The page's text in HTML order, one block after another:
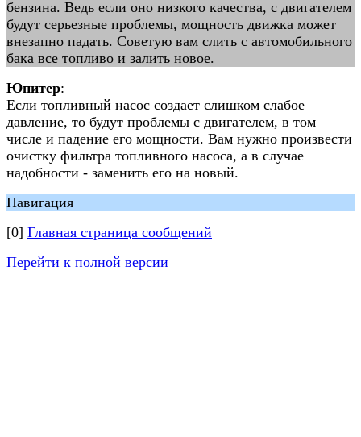
бензина. Ведь если оно низкого качества, с двигателем
будут серьезные проблемы, мощность движка может
внезапно падать. Советую вам слить с автомобильного
бака все топливо и залить новое.
Юпитер:
Если топливный насос создает слишком слабое
давление, то будут проблемы с двигателем, в том
числе и падение его мощности. Вам нужно произвести
очистку фильтра топливного насоса, а в случае
надобности - заменить его на новый.
Навигация
[0] Главная страница сообщений
Перейти к полной версии